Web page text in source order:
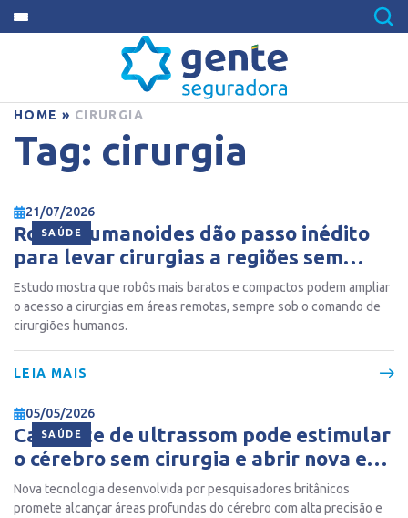
HOME » CIRURGIA
Tag: cirurgia
SAÚDE
21/07/2026
Robôs humanoides dão passo inédito
para levar cirurgias a regiões sem
médicos
Estudo mostra que robôs mais baratos e compactos podem ampliar
o acesso a cirurgias em áreas remotas, sempre sob o comando de
cirurgiões humanos.
LEIA MAIS
SAÚDE
05/05/2026
Capacete de ultrassom pode estimular
o cérebro sem cirurgia e abrir nova era
no tratamento de doenças
neurológicas
Nova tecnologia desenvolvida por pesquisadores britânicos
promete alcançar áreas profundas do cérebro com alta precisão e